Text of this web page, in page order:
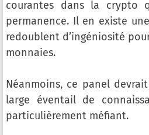
courantes dans la crypto
permanence. Il en existe
redoublent d’ingéniosité
monnaies.
Néanmoins, ce panel
large éventail de
particulièrement méfiant.